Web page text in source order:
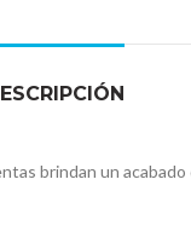
brindan un